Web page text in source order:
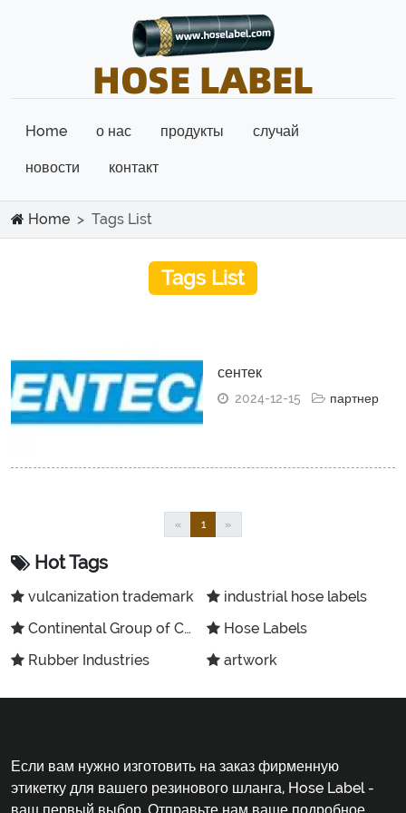
Home о нас продукты случай
новости контакт
Home Tags List
Tags List
сентек
2024-12-15 партнер
« 1 »
Hot Tags
vulcanization trademark
industrial hose labels
Continental Group of Companies
Hose Labels
Rubber Industries
artwork
Если вам нужно изготовить на заказ фирменную
этикетку для вашего резинового шланга, Hose Label -